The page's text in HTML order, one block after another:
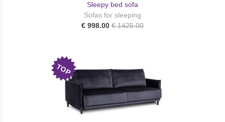
Sleepy bed sofa
Sofas for sleeping
€ 998.00 € 1425.00
TOP